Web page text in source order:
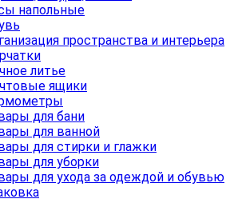
напольные
пространства и интерьера
литье
ящики
для бани
для ванной
для стирки и глажки
для уборки
для ухода за одеждой и обувью